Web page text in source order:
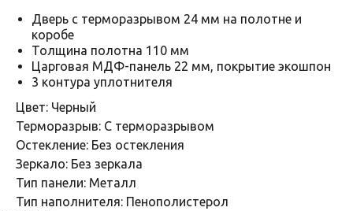
Дверь с терморазрывом 24 мм на полотне и
коробе
Толщина полотна 110 мм
Царговая МДФ-панель 22 мм, покрытие экошпон
3 контура уплотнителя
Цвет: Черный
Терморазрыв: С терморазрывом
Остекление: Без остекления
Зеркало: Без зеркала
Тип панели: Металл
Тип наполнителя: Пенополистерол